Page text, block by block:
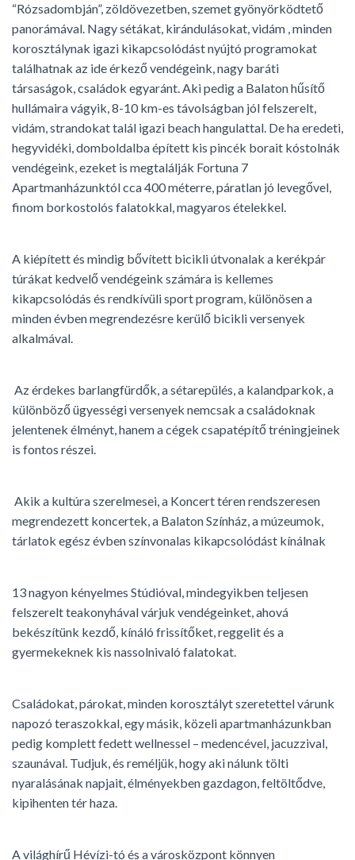
“Rózsadombján”, zöldövezetben, szemet gyönyörködtető
panorámával. Nagy sétákat, kirándulásokat, vidám , minden
korosztálynak igazi kikapcsolódást nyújtó programokat
találhatnak az ide érkező vendégeink, nagy baráti
társaságok, családok egyaránt. Aki pedig a Balaton hűsítő
hullámaira vágyik, 8-10 km-es távolságban jól felszerelt,
vidám, strandokat talál igazi beach hangulattal. De ha eredeti,
hegyvidéki, domboldalba épített kis pincék borait kóstolnák
vendégeink, ezeket is megtalálják Fortuna 7
Apartmanházunktól cca 400 méterre, páratlan jó levegővel,
finom borkostolós falatokkal, magyaros ételekkel.
A kiépített és mindig bővített bicikli útvonalak a kerékpár
túrákat kedvelő vendégeink számára is kellemes
kikapcsolódás és rendkívüli sport program, különösen a
minden évben megrendezésre kerülő bicikli versenyek
alkalmával.
Az érdekes barlangfürdők, a sétarepülés, a kalandparkok, a
különböző ügyességi versenyek nemcsak a családoknak
jelentenek élményt, hanem a cégek csapatépítő tréningjeinek
is fontos részei.
Akik a kultúra szerelmesei, a Koncert téren rendszeresen
megrendezett koncertek, a Balaton Színház, a múzeumok,
tárlatok egész évben színvonalas kikapcsolódást kínálnak
13 nagyon kényelmes Stúdióval, mindegyikben teljesen
felszerelt teakonyhával várjuk vendégeinket, ahová
bekészítünk kezdő, kínáló frissítőket, reggelit és a
gyermekeknek kis nassolnivaló falatokat.
Családokat, párokat, minden korosztályt szeretettel várunk
napozó teraszokkal, egy másik, közeli apartmanházunkban
pedig komplett fedett wellnessel – medencével, jacuzzival,
szaunával. Tudjuk, és reméljük, hogy aki nálunk tölti
nyaralásának napjait, élményekben gazdagon, feltöltődve,
kipihenten tér haza.
A világhírű Hévízi-tó és a városközpont könnyen